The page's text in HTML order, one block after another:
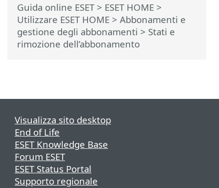
Guida online ESET> ESET HOME >
Utilizzare ESET HOME > Abbonamenti e
gestione degli abbonamenti > Stati e
rimozione dell’abbonamento
Visualizza sito desktop
End of Life
ESET Knowledge Base
Forum ESET
ESET Status Portal
Supporto regionale